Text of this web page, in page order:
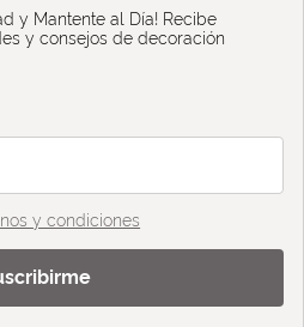
y Mantente al Día! Recibe
y consejos de decoración
y condiciones